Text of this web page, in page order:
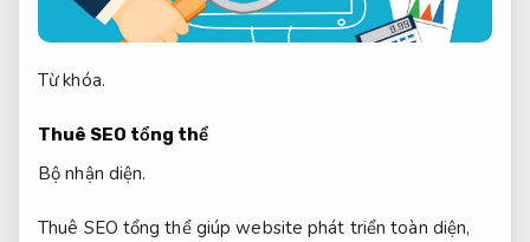
Từ khóa.
Thuê SEO tổng thể
Bộ nhận diện.
Thuê SEO tổng thể giúp website phát triển toàn diện,